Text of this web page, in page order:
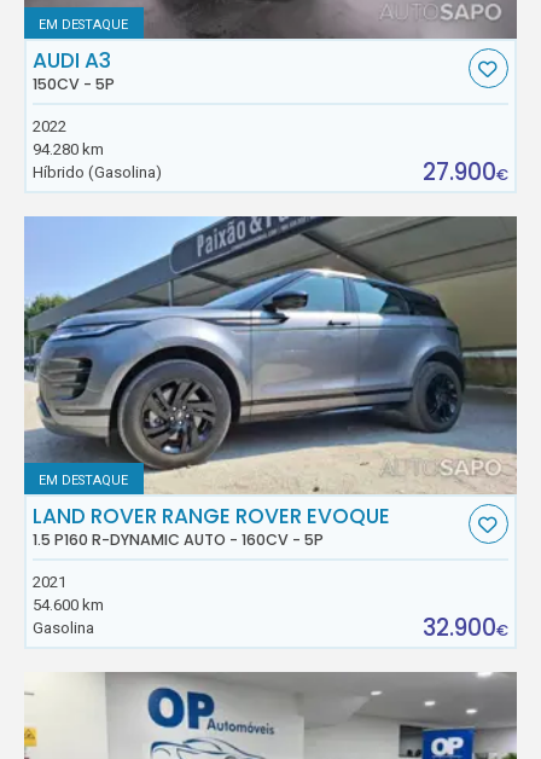
EM DESTAQUE
AUDI A3
150CV - 5P
2022
94.280 km
Híbrido (Gasolina)
27.900€
EM DESTAQUE
LAND ROVER RANGE ROVER EVOQUE
1.5 P160 R-DYNAMIC AUTO - 160CV - 5P
2021
54.600 km
Gasolina
32.900€